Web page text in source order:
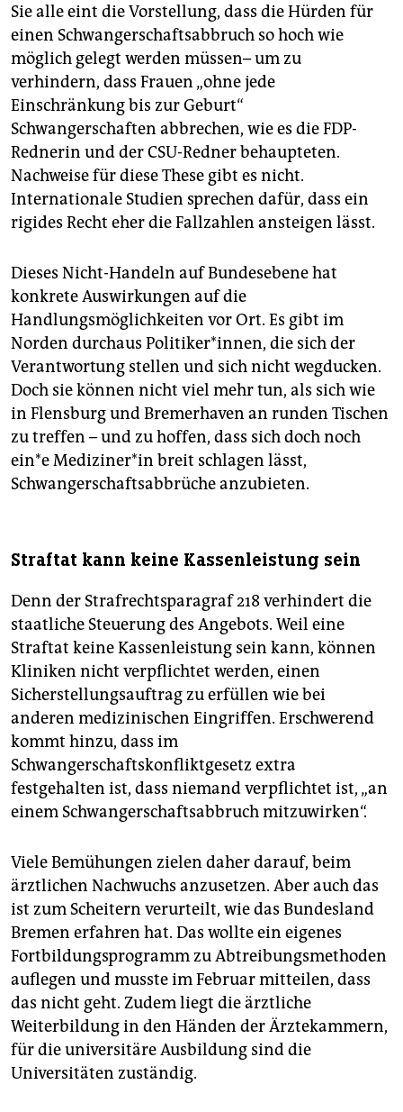
Sie alle eint die Vorstellung, dass die Hürden für
einen Schwangerschaftsabbruch so hoch wie
möglich gelegt werden müssen– um zu
verhindern, dass Frauen „ohne jede
Einschränkung bis zur Geburt“
Schwangerschaften abbrechen, wie es die FDP-
Rednerin und der CSU-Redner behaupteten.
Nachweise für diese These gibt es nicht.
Internationale Studien sprechen dafür, dass ein
rigides Recht eher die Fallzahlen ansteigen lässt.
Dieses Nicht-Handeln auf Bundesebene hat
konkrete Auswirkungen auf die
Handlungsmöglichkeiten vor Ort. Es gibt im
Norden durchaus Politiker*innen, die sich der
Verantwortung stellen und sich nicht wegducken.
Doch sie können nicht viel mehr tun, als sich wie
in Flensburg und Bremerhaven an runden Tischen
zu treffen – und zu hoffen, dass sich doch noch
ein*e Me­di­zi­ne­r*in breit schlagen lässt,
Schwangerschaftsabbrüche anzubieten.
Straftat kann keine Kassenleistung sein
Denn der Strafrechtsparagraf 218 verhindert die
staatliche Steuerung des Angebots. Weil eine
Straftat keine Kassenleistung sein kann, können
Kliniken nicht verpflichtet werden, einen
Sicherstellungsauftrag zu erfüllen wie bei
anderen medizinischen Eingriffen. Erschwerend
kommt hinzu, dass im
Schwangerschaftskonfliktgesetz extra
festgehalten ist, dass niemand verpflichtet ist, „an
einem Schwangerschaftsabbruch mitzuwirken“.
Viele Bemühungen zielen daher darauf, beim
ärztlichen Nachwuchs anzusetzen. Aber auch das
ist zum Scheitern verurteilt, wie das Bundesland
Bremen erfahren hat. Das wollte ein eigenes
Fortbildungsprogramm zu Abtreibungsmethoden
auflegen und musste im Februar mitteilen, dass
das nicht geht. Zudem liegt die ärztliche
Weiterbildung in den Händen der Ärztekammern,
für die universitäre Ausbildung sind die
Universitäten zuständig.